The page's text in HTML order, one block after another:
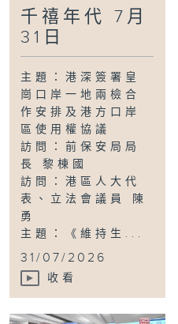
千禧年代 7月
31日
主題：港深簽署皇
崗口岸一地兩檢合
作安排及港方口岸
區使用權協議
訪問：前保安局局
長 黎棟國
訪問：港區人大代
表、立法會議員 陳
勇
主題：《維持生...
31/07/2026
收看